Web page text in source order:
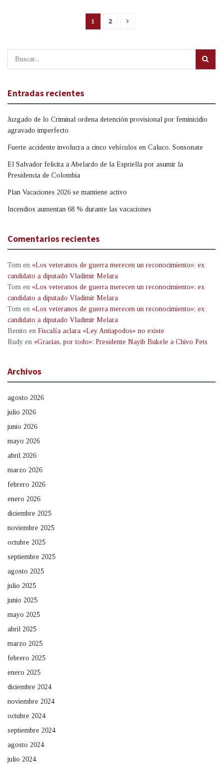
1 2
Entradas recientes
Juzgado de lo Criminal ordena detención provisional por feminicidio
agravado imperfecto
Fuerte accidente involucra a cinco vehículos en Caluco, Sonsonate
El Salvador felicita a Abelardo de la Espriella por asumir la
Presidencia de Colombia
Plan Vacaciones 2026 se mantiene activo
Incendios aumentan 68 % durante las vacaciones
Comentarios recientes
Tom en «Los veteranos de guerra merecen un reconocimiento»: ex
candidato a diputado Vladimir Melara
Tom en «Los veteranos de guerra merecen un reconocimiento»: ex
candidato a diputado Vladimir Melara
Tom en «Los veteranos de guerra merecen un reconocimiento»: ex
candidato a diputado Vladimir Melara
Benito en Fiscalía aclara «Ley Antiapodos» no existe
Rudy en «Gracias, por todo»: Presidente Nayib Bukele a Chivo Pets
Archivos
agosto 2026
julio 2026
junio 2026
mayo 2026
abril 2026
marzo 2026
febrero 2026
enero 2026
diciembre 2025
noviembre 2025
octubre 2025
septiembre 2025
agosto 2025
julio 2025
junio 2025
mayo 2025
abril 2025
marzo 2025
febrero 2025
enero 2025
diciembre 2024
noviembre 2024
octubre 2024
septiembre 2024
agosto 2024
julio 2024